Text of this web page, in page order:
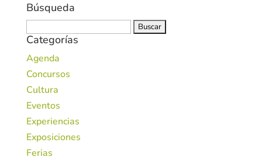
Búsqueda
Categorías
Agenda
Concursos
Cultura
Eventos
Experiencias
Exposiciones
Ferias